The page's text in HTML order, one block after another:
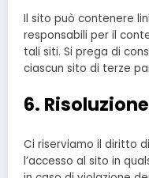
Il sito può contenere
responsabili per il
tali siti. Si prega di
ciascun sito di terze
6.
Ci riserviamo il diritto
l’accesso al sito in